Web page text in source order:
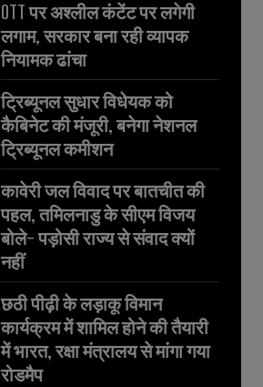
OTT पर अश्लील कंटेंट पर लगेगी
लगाम, सरकार बना रही व्यापक
नियामक ढांचा
ट्रिब्यूनल सुधार विधेयक को
कैबिनेट की मंजूरी, बनेगा नेशनल
ट्रिब्यूनल कमीशन
कावेरी जल विवाद पर बातचीत की
पहल, तमिलनाडु के सीएम विजय
बोले- पड़ोसी राज्य से संवाद क्यों
नहीं
छठी पीढ़ी के लड़ाकू विमान
कार्यक्रम में शामिल होने की तैयारी
में भारत, रक्षा मंत्रालय से मांगा गया
रोडमैप